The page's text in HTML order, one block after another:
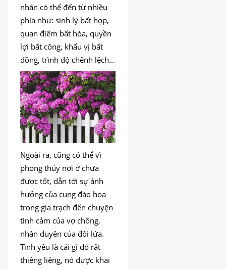
nhân có thể đến từ nhiều
phía như: sinh lý bất hợp,
quan điểm bất hòa, quyền
lợi bất công, khẩu vị bất
đồng, trình độ chênh lệch…
Ngoài ra, cũng có thể vì
phong thủy nơi ở chưa
được tốt, dẫn tới sự ảnh
hưởng của cung đào hoa
trong gia trạch đến chuyện
tình cảm của vợ chồng,
nhân duyên của đôi lứa.
Tình yêu là cái gì đó rất
thiêng liêng, nó được khai